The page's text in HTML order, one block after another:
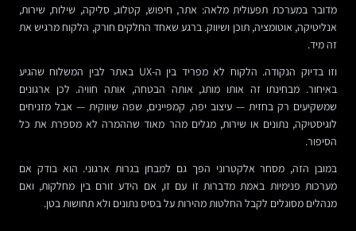
מדובר במערכת תפעולית מלאה: אתר, חיפוש, קטלוג, סליקה, שילוח, שירות,
אנליטיקה, אוטומציה, תוכן ושיווק. ברגע שאחד החלקים חורק, הלקוח מרגיש את
זה מיד.
וזו בדיוק הנקודה. הלקוח לא מפריד בין ה-UX באתר לבין המשלוח שהגיע
באיחור. מבחינתו זה אותו מותג, אותה הבטחה, אותה חוויה. לכן ארגונים
שמשקיעים רק בחזית — עיצוב יפה, קמפיינים, שפה שיווקית — אבל מזניחים
לוגיסטיקה, נתונים או שירות, מגלים מהר מאוד שההמרה לא מספרת את כל
הסיפור.
במובן הזה, מסחר אלקטרוני הפך גם למבחן בגרות ארגוני. הוא בודק אם
מערכות פנימיות באמת מדברות זו עם זו, אם הידע זורם בין מחלקות, ואם
מנהלים מסוגלים לקבל החלטות מהירות על בסיס נתונים ולא תחושות בטן.